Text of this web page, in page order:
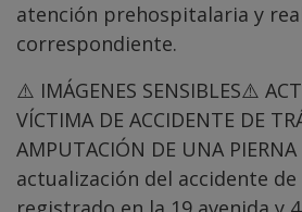
atención prehospitalaria y
correspondiente.
⚠️ IMÁGENES SENSIBLES⚠️
VÍCTIMA DE ACCIDENTE DE
AMPUTACIÓN DE UNA
actualización del accidente